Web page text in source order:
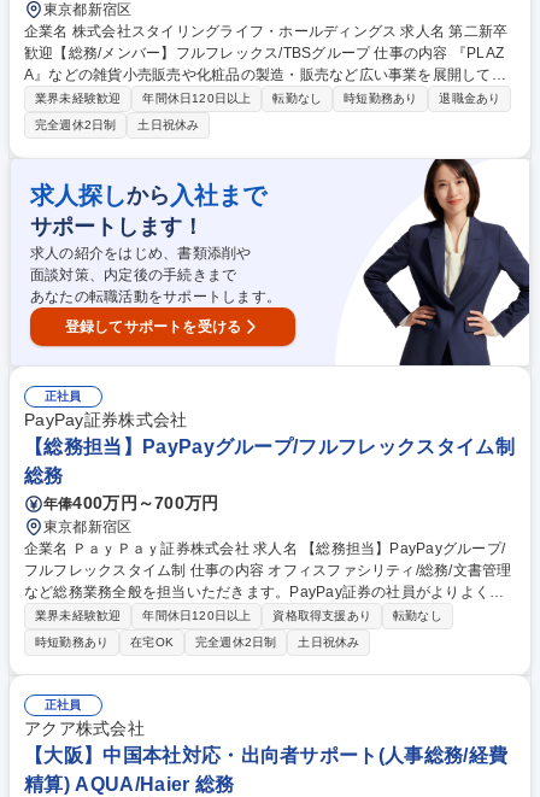
東京都新宿区
企業名 株式会社スタイリングライフ・ホールディングス 求人名 第二新卒
歓迎【総務/メンバー】フルフレックス/TBSグループ 仕事の内容 『PLAZ
A』などの雑貨小売販売や化粧品の製造・販売など広い事業を展開してい
る当社にて、グループ各社と連携をとりながら、総務業務全般を担ってい
ただきます。 具体的には以下のような業務です。 ■資産管理 ■防災対策 ■
購買業務 ■支払い業務 ■請求書発行 ■保険手続 ■社内環境整備 ■入退社異動
に伴う業務 ■金庫管理 ■捺印業務 ■決裁事務局 ■電話応対 ■貸出備品管理 ■
救急車対応 ※詳細は面談時にお伝えいたします。 募集職種 第二新卒歓迎
【総務/メンバー】フルフレックス/TBSグループ
業界未経験歓迎 年間休日120日以上 転勤なし 時短勤務あり
退職金あり
完全週休2日制
土日祝休み
求人探しから 入社まで
サポートします！
求人の紹介をはじめ、書類添削や
面談対策、内定後の手続きまで
あなたの転職活動をサポートします。
登録してサポートを受ける
正社員
PayPay証券株式会社
【総務担当】PayPayグループ/フルフレックスタイム制
総務
年俸400万円～700万円
東京都新宿区
企業名 ＰａｙＰａｙ証券株式会社 求人名 【総務担当】PayPayグループ/
フルフレックスタイム制 仕事の内容 オフィスファシリティ/総務/文書管理
など総務業務全般を担当いただきます。PayPay証券の社員がよりよく働
ける環境づくりを担う部署で、一人一人が最高のパフォーマンスを発揮で
きる環境を創っていきます。 ■オフィスファシリティ・総務業務（オフィ
スファシリティ管理、オフィス構築、執務環境管理等） ■文書管理（契約
書管理、社内規程管理、社外倉庫管理等） ■取引先管理（取引先審査、管
理）■稟議申請受付（要件チェック等） ■会社法関係業務（取締役会・株
主総会事務局業務、法人登記申請、法令開示書類作成） ■知的財産管理
（商標・特許管理）■安否確認（災害時等の社員安否確認取りまとめ等）■
各種対外報告 など 募集職種 【総務担当】PayPayグループ/フルフレック
スタイム制
業界未経験歓迎 年間休日120日以上 資格取得支援あり
転勤なし
時短勤務あり
在宅OK 完全週休2日制 土日祝休み
正社員
アクア株式会社
【大阪】中国本社対応・出向者サポート(人事総務/経費
精算) AQUA/Haier 総務